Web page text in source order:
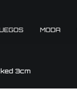
MODA
3cm